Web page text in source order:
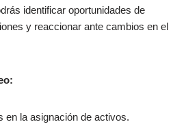
identificar oportunidades de
y reaccionar ante cambios en el
en la asignación de activos.